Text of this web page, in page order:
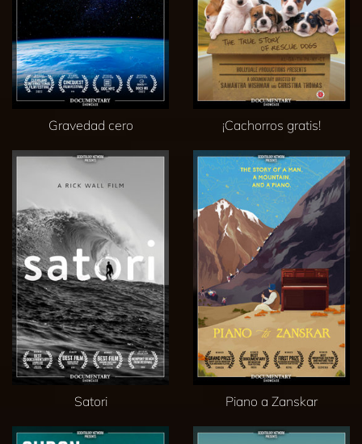
Gravedad cero ¡Cachorros gratis!
Satori Piano a Zanskar